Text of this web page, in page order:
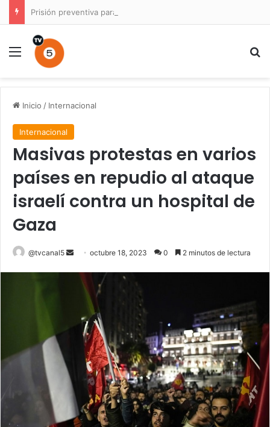
Menú
Inicio / Internacional
Internacional
Masivas protestas en varios
países en repudio al ataque
israelí contra un hospital de
Gaza
@tvcanal5
Send
email
octubre 18, 2023 0 2 minutos de lectura